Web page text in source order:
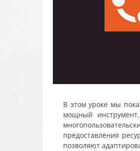
В этом уроке мы
мощный
предоставления
позволяют